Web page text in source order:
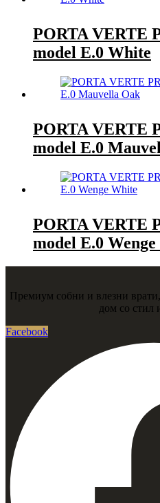
PORTA VERTE
model E.0 White
PORTA VERTE
model E.0
PORTA VERTE
model E.0
Премиум собни и влезни
дом со стил
Facebook